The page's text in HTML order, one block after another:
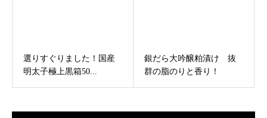
選りすぐりました！国産
明太子極上黒箱50...
銀だら大吟醸粕漬け 抜
群の脂のりと香り！